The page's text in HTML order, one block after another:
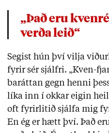
„Það eru
verða leið“
Segist hún því vilja
fyrir sér sjálfri. „Kven-
baráttan gegn henni
líka inn í okkar eigin
oft fyrirlitið sjálfa mig
En ég er hætt því. Það